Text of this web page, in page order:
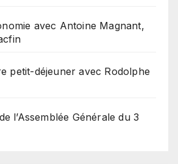
avec Antoine Magnant,
petit-déjeuner avec Rodolphe
l’Assemblée Générale du 3